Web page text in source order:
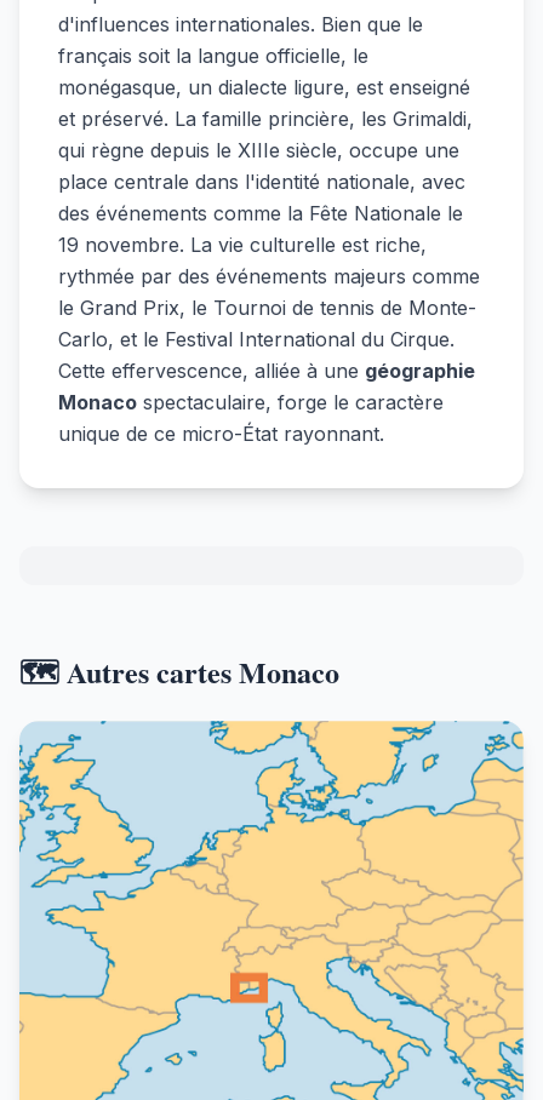
d'influences internationales. Bien que le
français soit la langue officielle, le
monégasque, un dialecte ligure, est enseigné
et préservé. La famille princière, les Grimaldi,
qui règne depuis le XIIIe siècle, occupe une
place centrale dans l'identité nationale, avec
des événements comme la Fête Nationale le
19 novembre. La vie culturelle est riche,
rythmée par des événements majeurs comme
le Grand Prix, le Tournoi de tennis de Monte-
Carlo, et le Festival International du Cirque.
Cette effervescence, alliée à une géographie
Monaco spectaculaire, forge le caractère
unique de ce micro-État rayonnant.
🗺️ Autres cartes Monaco